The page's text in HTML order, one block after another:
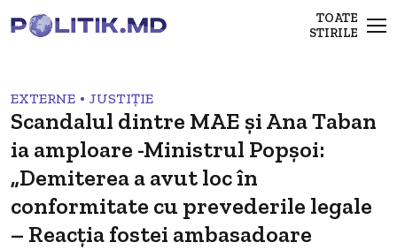
TOATE
STIRILE
EXTERNE • JUSTIȚIE
Scandalul dintre MAE și Ana Taban
ia amploare -Ministrul Popșoi:
„Demiterea a avut loc în
conformitate cu prevederile legale
– Reacția fostei ambasadoare